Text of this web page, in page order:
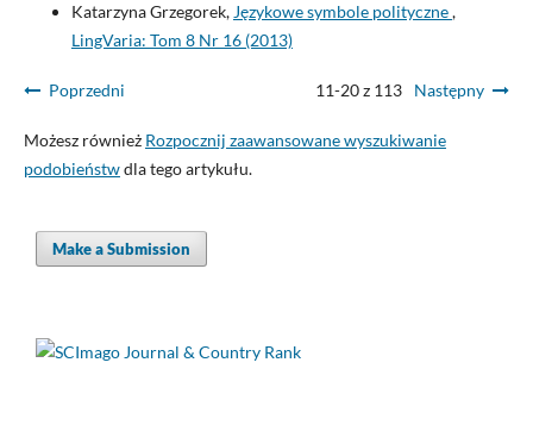
Katarzyna Grzegorek, Językowe symbole polityczne,
LingVaria: Tom 8 Nr 16 (2013)
Poprzedni 11-20 z 113 Następny
Możesz również Rozpocznij zaawansowane wyszukiwanie
podobieństwdla tego artykułu.
Make a Submission